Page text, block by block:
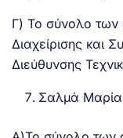
Γ) Το σύνολο των
Διαχείρισης και
Διεύθυνσης
Σαλμά Μαρία